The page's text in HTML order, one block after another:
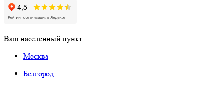
Ваш населенный пункт
Москва
Белгород